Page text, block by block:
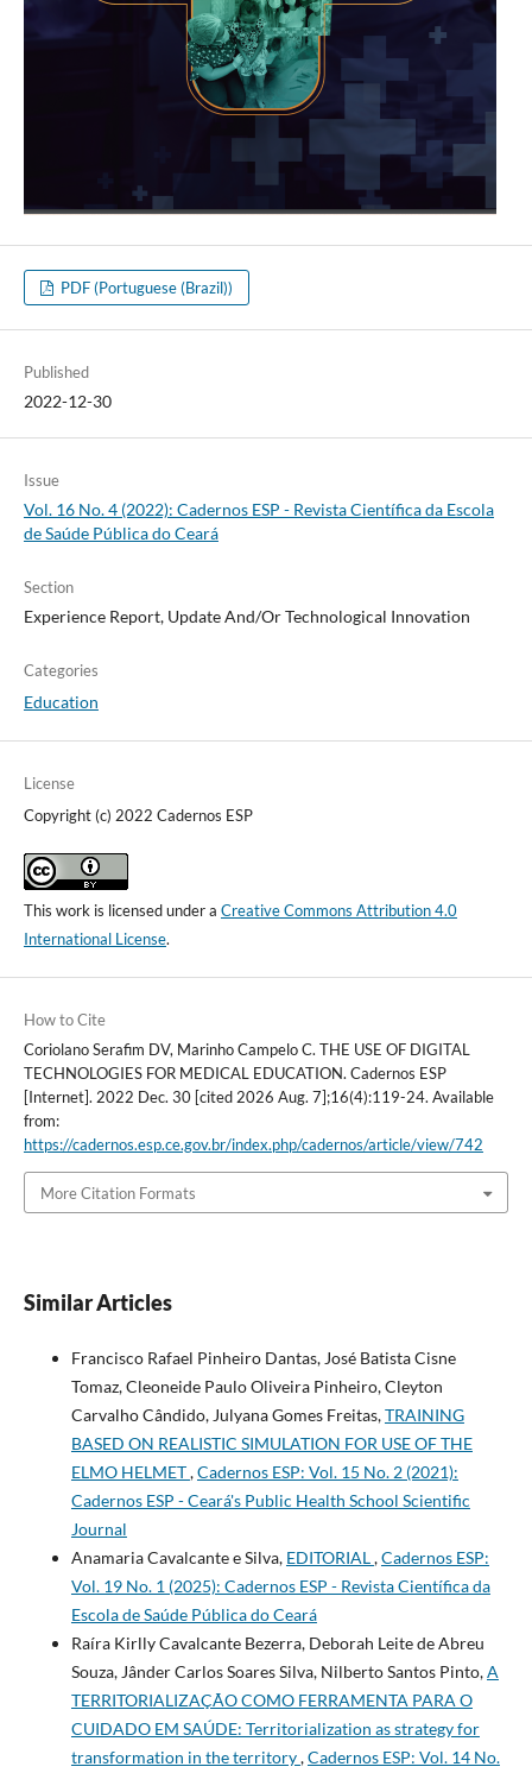
PDF (Portuguese (Brazil))
Published
2022-12-30
Issue
Vol. 16 No. 4 (2022): Cadernos ESP - Revista Cientí­fica da Escola
de Saúde Pública do Ceará
Section
Experience Report, Update And/Or Technological Innovation
Categories
Education
License
Copyright (c) 2022 Cadernos ESP
This work is licensed under a Creative Commons Attribution 4.0
International License.
How to Cite
Coriolano Serafim DV, Marinho Campelo C. THE USE OF DIGITAL
TECHNOLOGIES FOR MEDICAL EDUCATION. Cadernos ESP
[Internet]. 2022 Dec. 30 [cited 2026 Aug. 7];16(4):119-24. Available
from:
https://cadernos.esp.ce.gov.br/index.php/cadernos/article/view/742
More Citation Formats
Similar Articles
Francisco Rafael Pinheiro Dantas, José Batista Cisne
Tomaz, Cleoneide Paulo Oliveira Pinheiro, Cleyton
Carvalho Cândido, Julyana Gomes Freitas,TRAINING
BASED ON REALISTIC SIMULATION FOR USE OF THE
ELMO HELMET,Cadernos ESP: Vol. 15 No. 2 (2021):
Cadernos ESP - Ceará's Public Health School Scientific
Journal
Anamaria Cavalcante e Silva, EDITORIAL,Cadernos ESP:
Vol. 19 No. 1 (2025): Cadernos ESP - Revista Cientí­fica da
Escola de Saúde Pública do Ceará
Raíra Kirlly Cavalcante Bezerra, Deborah Leite de Abreu
Souza, Jânder Carlos Soares Silva, Nilberto Santos Pinto,A
TERRITORIALIZAÇÃO COMO FERRAMENTA PARA O
CUIDADO EM SAÚDE: Territorialization as strategy for
transformation in the territory,Cadernos ESP: Vol. 14 No.